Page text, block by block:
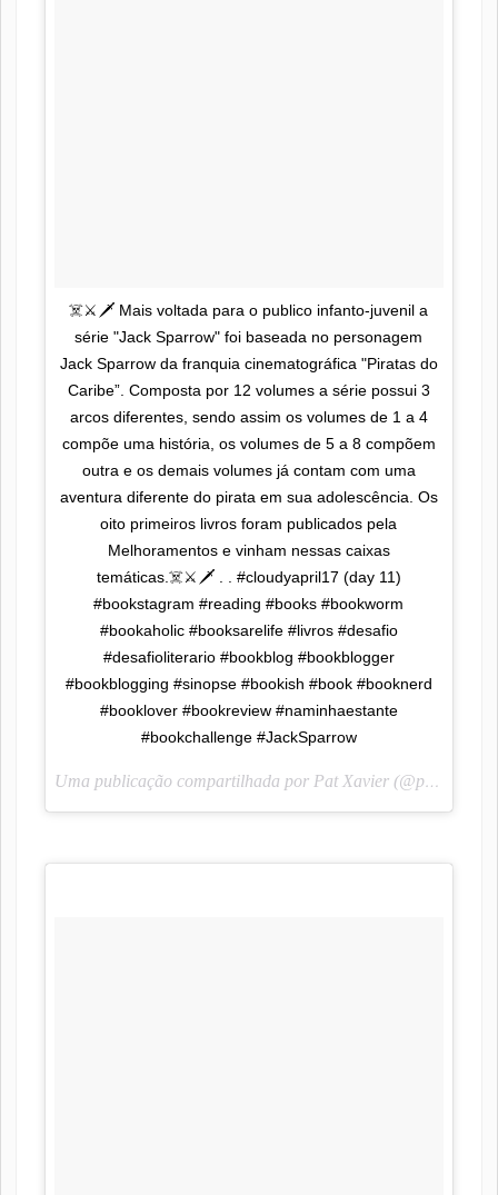
☠️⚔️🗡 Mais voltada para o publico infanto-juvenil a
série "Jack Sparrow" foi baseada no personagem
Jack Sparrow da franquia cinematográfica "Piratas do
Caribe”. Composta por 12 volumes a série possui 3
arcos diferentes, sendo assim os volumes de 1 a 4
compõe uma história, os volumes de 5 a 8 compõem
outra e os demais volumes já contam com uma
aventura diferente do pirata em sua adolescência. Os
oito primeiros livros foram publicados pela
Melhoramentos e vinham nessas caixas
temáticas.☠️⚔️🗡 . . #cloudyapril17 (day 11)
#bookstagram #reading #books #bookworm
#bookaholic #booksarelife #livros #desafio
#desafioliterario #bookblog #bookblogger
#bookblogging #sinopse #bookish #book #booknerd
#booklover #bookreview #naminhaestante
#bookchallenge #JackSparrow
Uma publicação compartilhada por Pat Xavier (@pah_lendoescrevendo) em